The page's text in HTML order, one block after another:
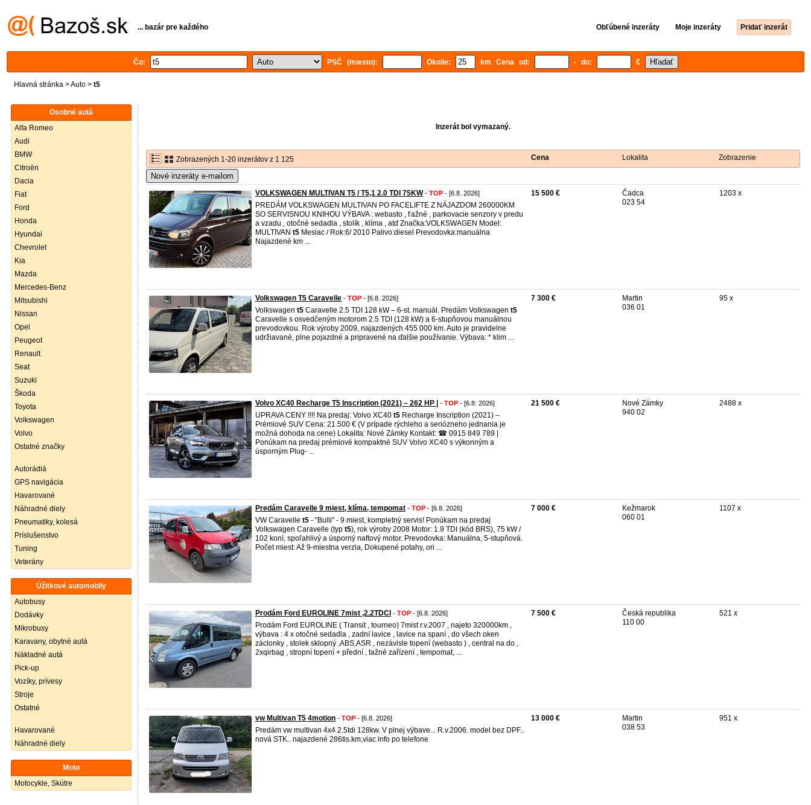
... bazár pre každého Obľúbené inzeráty Moje inzeráty Pridať inzerát
Čo: PSČ (miesto): Okolie: km Cena od: - do: €
Hlavná stránka >Auto > t5
Osobné autá
Alfa Romeo
Audi
BMW
Citroën
Dacia
Fiat
Ford
Honda
Hyundai
Chevrolet
Kia
Mazda
Mercedes-Benz
Mitsubishi
Nissan
Opel
Peugeot
Renault
Seat
Suzuki
Škoda
Toyota
Volkswagen
Volvo
Ostatné značky
Autorádiá
GPS navigácia
Havarované
Náhradné diely
Pneumatiky, kolesá
Príslušenstvo
Tuning
Veterány
Úžitkové automobily
Autobusy
Dodávky
Mikrobusy
Karavany, obytné autá
Nákladné autá
Pick-up
Vozíky, prívesy
Stroje
Ostatné
Havarované
Náhradné diely
Moto
Motocykle, Skútre
Inzerát bol vymazaný.
Zobrazených 1-20 inzerátov z 1 125 Cena Lokalita Zobrazenie
Nové inzeráty e-mailom
VOLKSWAGEN MULTIVAN T5 / T5,1 2.0 TDI 75KW- TOP - [6.8. 2026]
PREDÁM VOLKSWAGEN MULTIVAN PO FACELIFTE Z NÁJAZDOM 260000KM
SO SERVISNOU KNIHOU VÝBAVA : webasto , ťažné , parkovacie senzory v predu
a vzadu , otočné sedadla , stolík , klíma , atď Značka:VOLKSWAGEN Model:
MULTIVAN t5 Mesiac / Rok:6/ 2010 Palivo:diesel Prevodovka:manuálna
Najazdené km ...
15 500 €
Čadca
023 54
1203 x
Volkswagen T5 Caravelle - TOP - [6.8. 2026]
Volkswagen t5 Caravelle 2.5 TDI 128 kW – 6-st. manuál. Predám Volkswagen t5
Caravelle s osvedčeným motorom 2.5 TDI (128 kW) a 6-stupňovou manuálnou
prevodovkou. Rok výroby 2009, najazdených 455 000 km. Auto je pravidelne
udržiavané, plne pojazdné a pripravené na ďalšie používanie. Výbava: * klim ...
7 300 €
Martin
036 01
95 x
Volvo XC40 Recharge T5 Inscription (2021) – 262 HP | - TOP - [6.8. 2026]
UPRAVA CENY !!!! Na predaj: Volvo XC40 t5 Recharge Inscription (2021) –
Prémiové SUV Cena: 21.500 € (V prípade rýchleho a seriózneho jednania je
možná dohoda na cene) Lokalita: Nové Zámky Kontakt: ☎ 0915 849 789 |
Ponúkam na predaj prémiové kompaktné SUV Volvo XC40 s výkonným a
úsporným Plug- ...
21 500 €
Nové Zámky
940 02
2488 x
Predám Caravelle 9 miest, klíma, tempomat - TOP - [6.8. 2026]
VW Caravelle t5 - "Bulli" - 9 miest, kompletný servis! Ponúkam na predaj
Volkswagen Caravelle (typ t5), rok výroby 2008 Motor: 1.9 TDI (kód BRS), 75 kW /
102 koní, spoľahlivý a úsporný naftový motor. Prevodovka: Manuálna, 5-stupňová.
Počet miest: Až 9-miestna verzia, Dokupené potahy, ori ...
7 000 €
Kežmarok
060 01
1107 x
Prodám Ford EUROLINE 7mist ,2.2TDCI - TOP - [6.8. 2026]
Prodám Ford EUROLINE ( Transit , tourneo) 7mist r.v.2007 , najeto 320000km ,
výbava : 4 x otočné sedadla , zadní lavice , lavice na spaní , do všech oken
záclonky , stolek sklopný ,ABS,ASR , nezávisle topení (webasto ) , central na do ,
2xqirbag , stropní topení + přední , tažné zařízení , tempomat, ...
7 500 €
Česká republika
110 00
521 x
vw Multivan T5 4motion - TOP - [6.8. 2026]
Predám vw multivan 4x4 2.5tdi 128kw. V plnej výbave... R.v.2006. model bez DPF..
nová STK.. najazdené 286tis.km,viac info po telefone
13 000 €
Martin
038 53
951 x